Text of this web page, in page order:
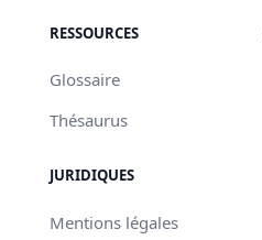
RESSOURCES
Glossaire
Thésaurus
JURIDIQUES
Mentions légales